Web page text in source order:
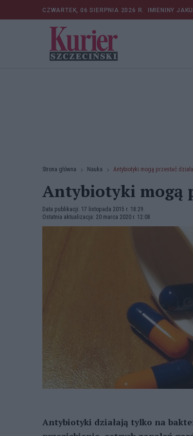
CZWARTEK, 06 SIERPNIA 2026 R. IMIENINY
Strona główna Nauka Antybiotyki mogą przestać
Antybiotyki mogą
Data publikacji: 17 listopada 2015 r. 18:29
Ostatnia aktualizacja: 20 marca 2020 r. 12:08
Antybiotyki działają tylko na